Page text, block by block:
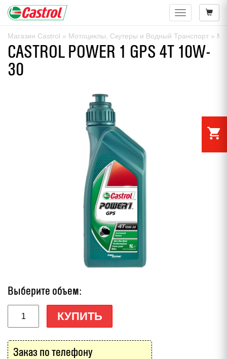
Магазин Castrol » Мотоциклы, Скутеры и Водный Транспорт »
CASTROL POWER 1 GPS 4T 10W-
30
Выберите объем:
КУПИТЬ
Заказ по телефону
Навигация
shopping_cart